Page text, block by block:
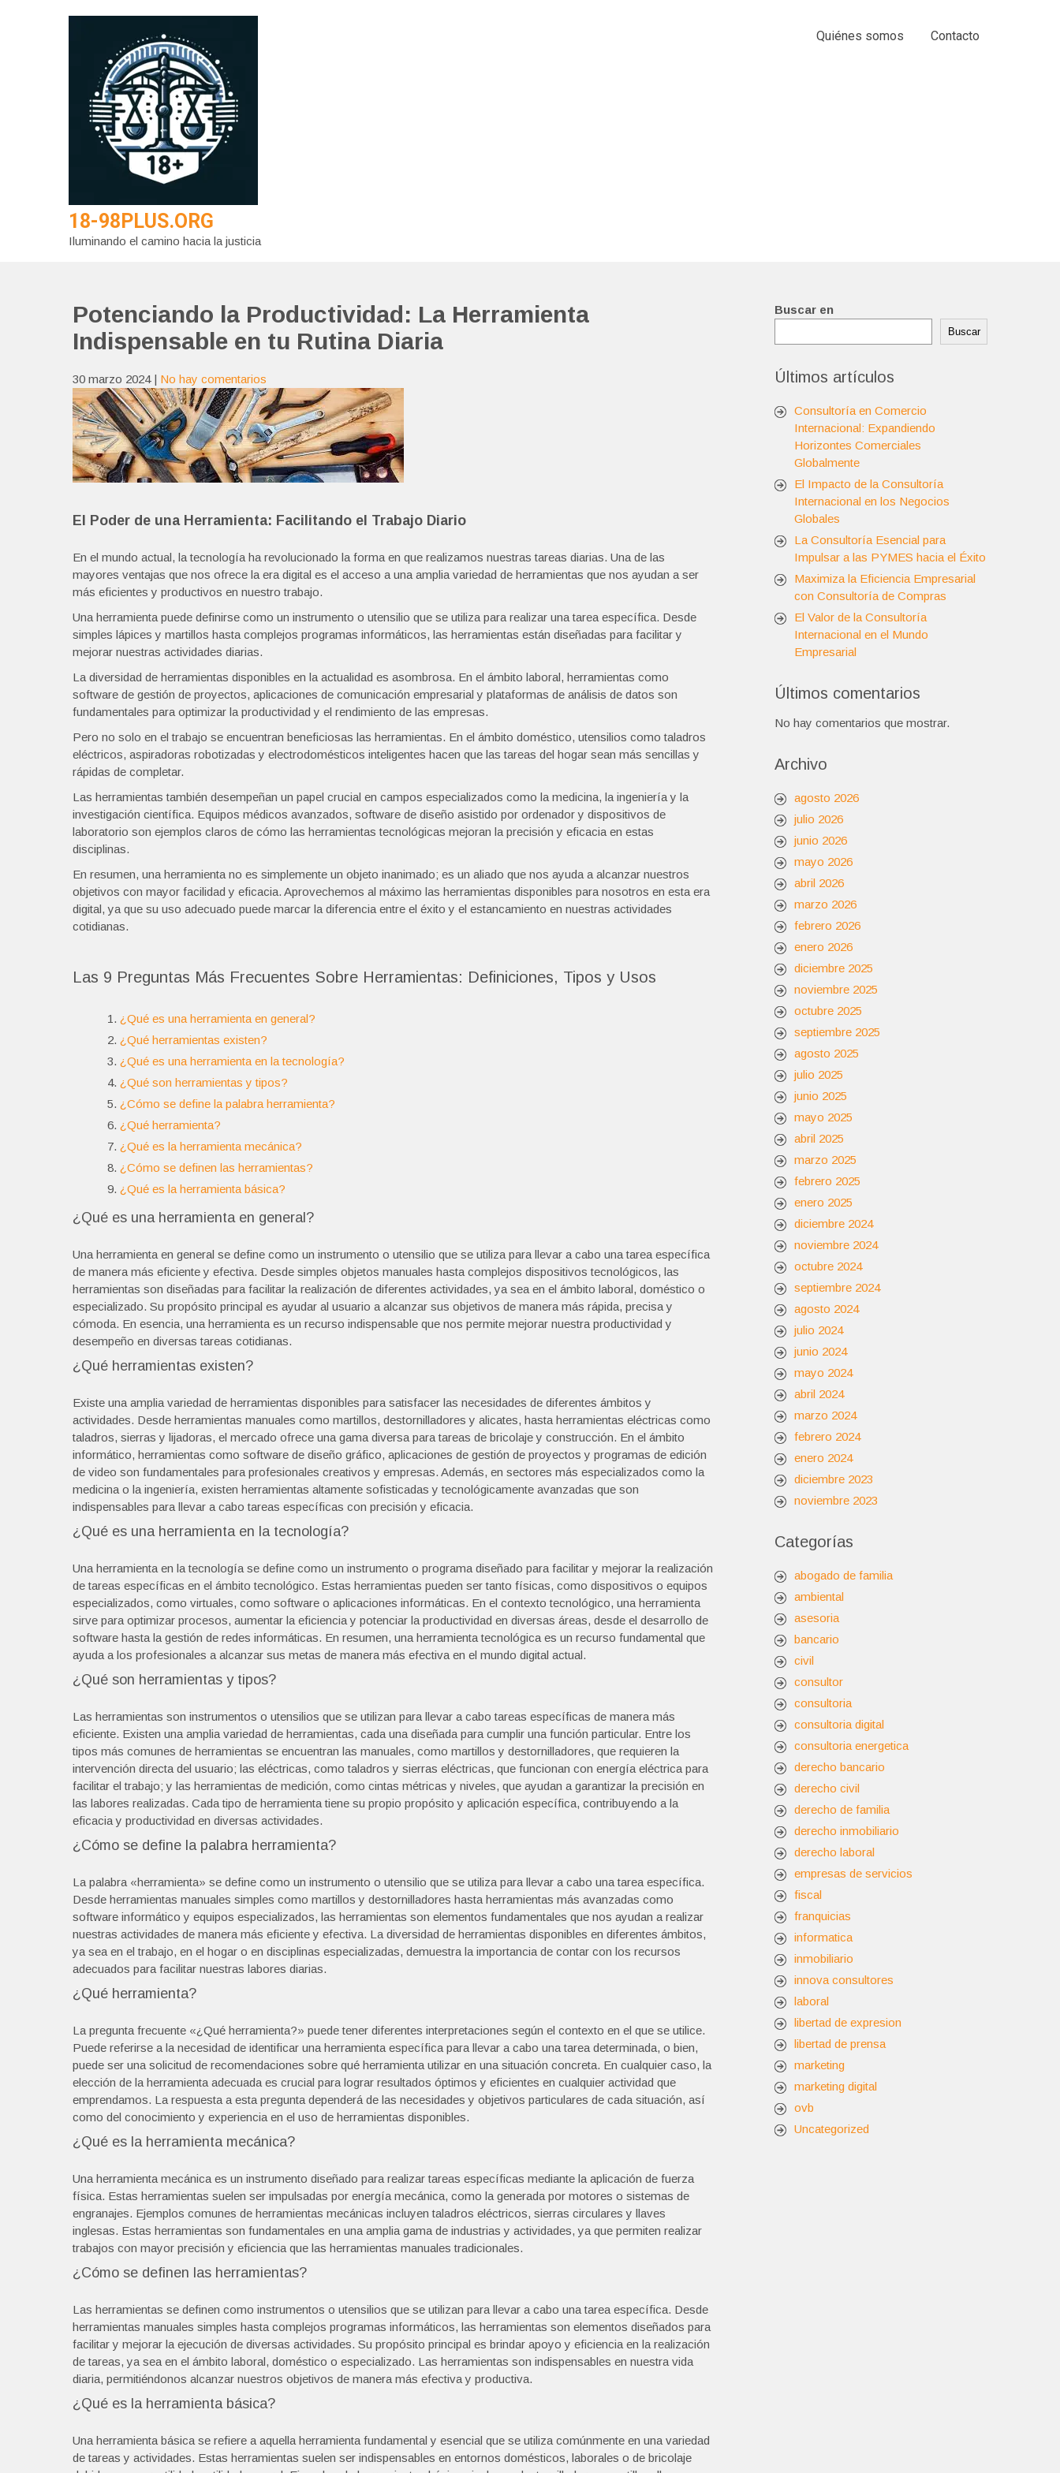
18-98PLUS.ORG
Iluminando el camino hacia la justicia
Quiénes somos Contacto
Potenciando la Productividad: La Herramienta
Indispensable en tu Rutina Diaria
30 marzo 2024 | No hay comentarios
El Poder de una Herramienta: Facilitando el Trabajo Diario
En el mundo actual, la tecnología ha revolucionado la forma en que realizamos nuestras tareas diarias. Una de las
mayores ventajas que nos ofrece la era digital es el acceso a una amplia variedad de herramientas que nos ayudan a ser
más eficientes y productivos en nuestro trabajo.
Una herramienta puede definirse como un instrumento o utensilio que se utiliza para realizar una tarea específica. Desde
simples lápices y martillos hasta complejos programas informáticos, las herramientas están diseñadas para facilitar y
mejorar nuestras actividades diarias.
La diversidad de herramientas disponibles en la actualidad es asombrosa. En el ámbito laboral, herramientas como
software de gestión de proyectos, aplicaciones de comunicación empresarial y plataformas de análisis de datos son
fundamentales para optimizar la productividad y el rendimiento de las empresas.
Pero no solo en el trabajo se encuentran beneficiosas las herramientas. En el ámbito doméstico, utensilios como taladros
eléctricos, aspiradoras robotizadas y electrodomésticos inteligentes hacen que las tareas del hogar sean más sencillas y
rápidas de completar.
Las herramientas también desempeñan un papel crucial en campos especializados como la medicina, la ingeniería y la
investigación científica. Equipos médicos avanzados, software de diseño asistido por ordenador y dispositivos de
laboratorio son ejemplos claros de cómo las herramientas tecnológicas mejoran la precisión y eficacia en estas
disciplinas.
En resumen, una herramienta no es simplemente un objeto inanimado; es un aliado que nos ayuda a alcanzar nuestros
objetivos con mayor facilidad y eficacia. Aprovechemos al máximo las herramientas disponibles para nosotros en esta era
digital, ya que su uso adecuado puede marcar la diferencia entre el éxito y el estancamiento en nuestras actividades
cotidianas.
Las 9 Preguntas Más Frecuentes Sobre Herramientas: Definiciones, Tipos y Usos
¿Qué es una herramienta en general?
¿Qué herramientas existen?
¿Qué es una herramienta en la tecnología?
¿Qué son herramientas y tipos?
¿Cómo se define la palabra herramienta?
¿Qué herramienta?
¿Qué es la herramienta mecánica?
¿Cómo se definen las herramientas?
¿Qué es la herramienta básica?
¿Qué es una herramienta en general?
Una herramienta en general se define como un instrumento o utensilio que se utiliza para llevar a cabo una tarea específica
de manera más eficiente y efectiva. Desde simples objetos manuales hasta complejos dispositivos tecnológicos, las
herramientas son diseñadas para facilitar la realización de diferentes actividades, ya sea en el ámbito laboral, doméstico o
especializado. Su propósito principal es ayudar al usuario a alcanzar sus objetivos de manera más rápida, precisa y
cómoda. En esencia, una herramienta es un recurso indispensable que nos permite mejorar nuestra productividad y
desempeño en diversas tareas cotidianas.
¿Qué herramientas existen?
Existe una amplia variedad de herramientas disponibles para satisfacer las necesidades de diferentes ámbitos y
actividades. Desde herramientas manuales como martillos, destornilladores y alicates, hasta herramientas eléctricas como
taladros, sierras y lijadoras, el mercado ofrece una gama diversa para tareas de bricolaje y construcción. En el ámbito
informático, herramientas como software de diseño gráfico, aplicaciones de gestión de proyectos y programas de edición
de video son fundamentales para profesionales creativos y empresas. Además, en sectores más especializados como la
medicina o la ingeniería, existen herramientas altamente sofisticadas y tecnológicamente avanzadas que son
indispensables para llevar a cabo tareas específicas con precisión y eficacia.
¿Qué es una herramienta en la tecnología?
Una herramienta en la tecnología se define como un instrumento o programa diseñado para facilitar y mejorar la realización
de tareas específicas en el ámbito tecnológico. Estas herramientas pueden ser tanto físicas, como dispositivos o equipos
especializados, como virtuales, como software o aplicaciones informáticas. En el contexto tecnológico, una herramienta
sirve para optimizar procesos, aumentar la eficiencia y potenciar la productividad en diversas áreas, desde el desarrollo de
software hasta la gestión de redes informáticas. En resumen, una herramienta tecnológica es un recurso fundamental que
ayuda a los profesionales a alcanzar sus metas de manera más efectiva en el mundo digital actual.
¿Qué son herramientas y tipos?
Las herramientas son instrumentos o utensilios que se utilizan para llevar a cabo tareas específicas de manera más
eficiente. Existen una amplia variedad de herramientas, cada una diseñada para cumplir una función particular. Entre los
tipos más comunes de herramientas se encuentran las manuales, como martillos y destornilladores, que requieren la
intervención directa del usuario; las eléctricas, como taladros y sierras eléctricas, que funcionan con energía eléctrica para
facilitar el trabajo; y las herramientas de medición, como cintas métricas y niveles, que ayudan a garantizar la precisión en
las labores realizadas. Cada tipo de herramienta tiene su propio propósito y aplicación específica, contribuyendo a la
eficacia y productividad en diversas actividades.
¿Cómo se define la palabra herramienta?
La palabra «herramienta» se define como un instrumento o utensilio que se utiliza para llevar a cabo una tarea específica.
Desde herramientas manuales simples como martillos y destornilladores hasta herramientas más avanzadas como
software informático y equipos especializados, las herramientas son elementos fundamentales que nos ayudan a realizar
nuestras actividades de manera más eficiente y efectiva. La diversidad de herramientas disponibles en diferentes ámbitos,
ya sea en el trabajo, en el hogar o en disciplinas especializadas, demuestra la importancia de contar con los recursos
adecuados para facilitar nuestras labores diarias.
¿Qué herramienta?
La pregunta frecuente «¿Qué herramienta?» puede tener diferentes interpretaciones según el contexto en el que se utilice.
Puede referirse a la necesidad de identificar una herramienta específica para llevar a cabo una tarea determinada, o bien,
puede ser una solicitud de recomendaciones sobre qué herramienta utilizar en una situación concreta. En cualquier caso, la
elección de la herramienta adecuada es crucial para lograr resultados óptimos y eficientes en cualquier actividad que
emprendamos. La respuesta a esta pregunta dependerá de las necesidades y objetivos particulares de cada situación, así
como del conocimiento y experiencia en el uso de herramientas disponibles.
¿Qué es la herramienta mecánica?
Una herramienta mecánica es un instrumento diseñado para realizar tareas específicas mediante la aplicación de fuerza
física. Estas herramientas suelen ser impulsadas por energía mecánica, como la generada por motores o sistemas de
engranajes. Ejemplos comunes de herramientas mecánicas incluyen taladros eléctricos, sierras circulares y llaves
inglesas. Estas herramientas son fundamentales en una amplia gama de industrias y actividades, ya que permiten realizar
trabajos con mayor precisión y eficiencia que las herramientas manuales tradicionales.
¿Cómo se definen las herramientas?
Las herramientas se definen como instrumentos o utensilios que se utilizan para llevar a cabo una tarea específica. Desde
herramientas manuales simples hasta complejos programas informáticos, las herramientas son elementos diseñados para
facilitar y mejorar la ejecución de diversas actividades. Su propósito principal es brindar apoyo y eficiencia en la realización
de tareas, ya sea en el ámbito laboral, doméstico o especializado. Las herramientas son indispensables en nuestra vida
diaria, permitiéndonos alcanzar nuestros objetivos de manera más efectiva y productiva.
¿Qué es la herramienta básica?
Una herramienta básica se refiere a aquella herramienta fundamental y esencial que se utiliza comúnmente en una variedad
de tareas y actividades. Estas herramientas suelen ser indispensables en entornos domésticos, laborales o de bricolaje
Buscar en
Buscar
Últimos artículos
Consultoría en Comercio
Internacional: Expandiendo
Horizontes Comerciales
Globalmente
El Impacto de la Consultoría
Internacional en los Negocios
Globales
La Consultoría Esencial para
Impulsar a las PYMES hacia el Éxito
Maximiza la Eficiencia Empresarial
con Consultoría de Compras
El Valor de la Consultoría
Internacional en el Mundo
Empresarial
Últimos comentarios
No hay comentarios que mostrar.
Archivo
agosto 2026
julio 2026
junio 2026
mayo 2026
abril 2026
marzo 2026
febrero 2026
enero 2026
diciembre 2025
noviembre 2025
octubre 2025
septiembre 2025
agosto 2025
julio 2025
junio 2025
mayo 2025
abril 2025
marzo 2025
febrero 2025
enero 2025
diciembre 2024
noviembre 2024
octubre 2024
septiembre 2024
agosto 2024
julio 2024
junio 2024
mayo 2024
abril 2024
marzo 2024
febrero 2024
enero 2024
diciembre 2023
noviembre 2023
Categorías
abogado de familia
ambiental
asesoria
bancario
civil
consultor
consultoria
consultoria digital
consultoria energetica
derecho bancario
derecho civil
derecho de familia
derecho inmobiliario
derecho laboral
empresas de servicios
fiscal
franquicias
informatica
inmobiliario
innova consultores
laboral
libertad de expresion
libertad de prensa
marketing
marketing digital
ovb
Uncategorized